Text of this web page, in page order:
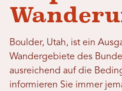
Boulder, Utah, ist ein
Wandergebiete des
ausreichend auf die
informieren Sie immer